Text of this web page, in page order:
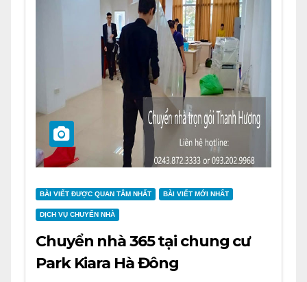
BÀI VIẾT ĐƯỢC QUAN TÂM NHẤT BÀI VIẾT MỚI NHẤT
DỊCH VỤ CHUYỂN NHÀ
Chuyển nhà 365 tại chung cư
Park Kiara Hà Đông